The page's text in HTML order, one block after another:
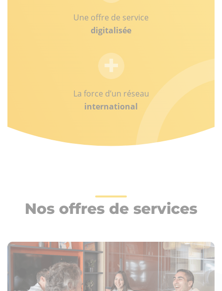
Une offre de service
digitalisée
La force d’un réseau
international
Nos offres de services